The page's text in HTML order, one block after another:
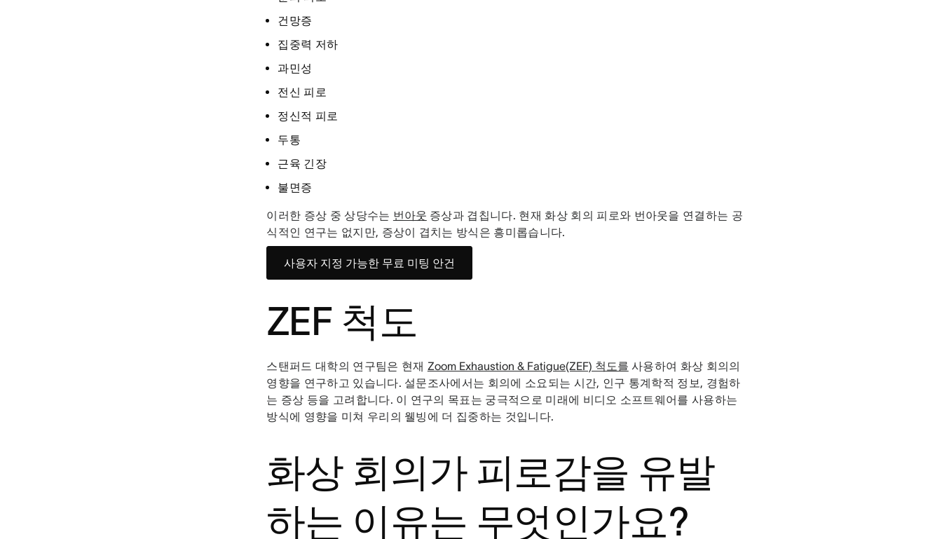
건망증
집중력 저하
과민성
전신 피로
정신적 피로
두통
근육 긴장
불면증
이러한 증상 중 상당수는 번아웃 증상과 겹칩니다. 현재 화상 회의 피로와 번아웃을 연결하는 공
식적인 연구는 없지만, 증상이 겹치는 방식은 흥미롭습니다.
사용자 지정 가능한 무료 미팅 안건
ZEF 척도
스탠퍼드 대학의 연구팀은 현재 Zoom Exhaustion & Fatigue(ZEF) 척도를 사용하여 화상 회의의
영향을 연구하고 있습니다. 설문조사에서는 회의에 소요되는 시간, 인구 통계학적 정보, 경험하
는 증상 등을 고려합니다. 이 연구의 목표는 궁극적으로 미래에 비디오 소프트웨어를 사용하는
방식에 영향을 미쳐 우리의 웰빙에 더 집중하는 것입니다.
화상 회의가 피로감을 유발
하는 이유는 무엇인가요?